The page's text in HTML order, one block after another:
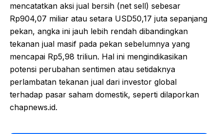
mencatatkan aksi jual bersih (net sell) sebesar
Rp904,07 miliar atau setara USD50,17 juta sepanjang
pekan, angka ini jauh lebih rendah dibandingkan
tekanan jual masif pada pekan sebelumnya yang
mencapai Rp5,98 triliun. Hal ini mengindikasikan
potensi perubahan sentimen atau setidaknya
perlambatan tekanan jual dari investor global
terhadap pasar saham domestik, seperti dilaporkan
chapnews.id.